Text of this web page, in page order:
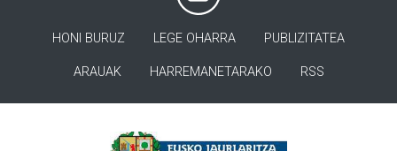
HONI BURUZ LEGE OHARRA PUBLIZITATEA
ARAUAK HARREMANETARAKO RSS